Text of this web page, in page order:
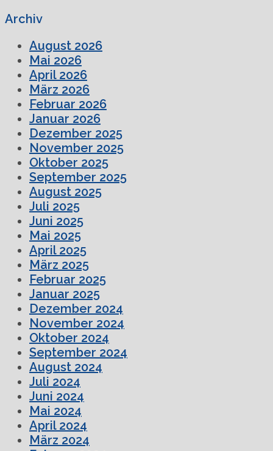
Archiv
August 2026
Mai 2026
April 2026
März 2026
Februar 2026
Januar 2026
Dezember 2025
November 2025
Oktober 2025
September 2025
August 2025
Juli 2025
Juni 2025
Mai 2025
April 2025
März 2025
Februar 2025
Januar 2025
Dezember 2024
November 2024
Oktober 2024
September 2024
August 2024
Juli 2024
Juni 2024
Mai 2024
April 2024
März 2024